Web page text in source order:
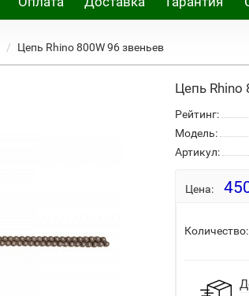
Цепь Rhino 800W 96 звеньев
Цепь Rhino
Рейтинг:
Модель:
Артикул:
Цена:
Количество: